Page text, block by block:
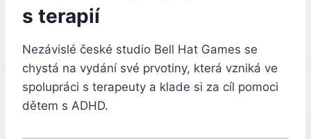
s terapií
Nezávislé české studio Bell Hat Games se
chystá na vydání své prvotiny, která vzniká ve
spolupráci s terapeuty a klade si za cíl pomoci
dětem s ADHD.